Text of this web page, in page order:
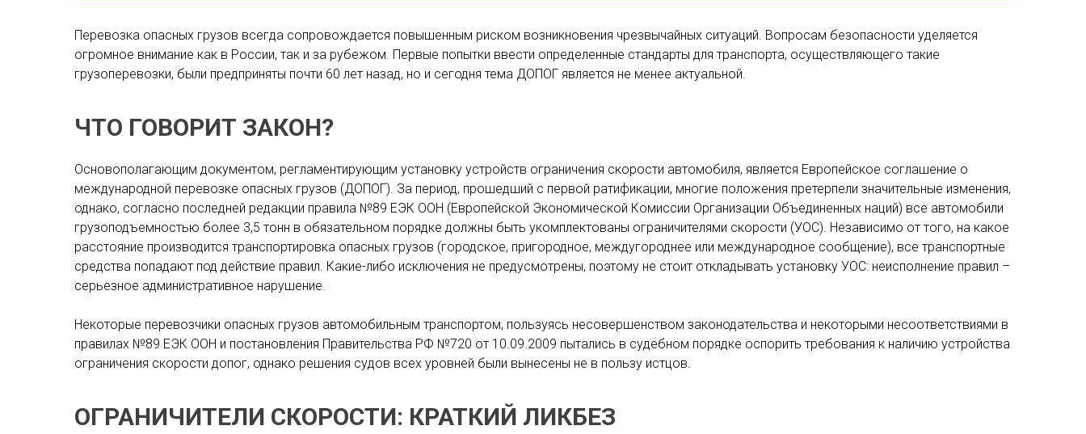
Перевозка опасных грузов всегда сопровождается повышенным риском возникновения чрезвычайных ситуаций. Вопросам безопасности уделяется
огромное внимание как в России, так и за рубежом. Первые попытки ввести определенные стандарты для транспорта, осуществляющего такие
грузоперевозки, были предприняты почти 60 лет назад, но и сегодня тема ДОПОГ является не менее актуальной.
ЧТО ГОВОРИТ ЗАКОН?
Основополагающим документом, регламентирующим установку устройств ограничения скорости автомобиля, является Европейское соглашение о
международной перевозке опасных грузов (ДОПОГ). За период, прошедший с первой ратификации, многие положения претерпели значительные изменения,
однако, согласно последней редакции правила №89 ЕЭК ООН (Европейской Экономической Комиссии Организации Объединенных наций) все автомобили
грузоподъемностью более 3,5 тонн в обязательном порядке должны быть укомплектованы ограничителями скорости (УОС). Независимо от того, на какое
расстояние производится транспортировка опасных грузов (городское, пригородное, междугороднее или международное сообщение), все транспортные
средства попадают под действие правил. Какие-либо исключения не предусмотрены, поэтому не стоит откладывать установку УОС: неисполнение правил –
серьезное административное нарушение.
Некоторые перевозчики опасных грузов автомобильным транспортом, пользуясь несовершенством законодательства и некоторыми несоответствиями в
правилах №89 ЕЭК ООН и постановления Правительства РФ №720 от 10.09.2009 пытались в судебном порядке оспорить требования к наличию устройства
ограничения скорости допог, однако решения судов всех уровней были вынесены не в пользу истцов.
ОГРАНИЧИТЕЛИ СКОРОСТИ: КРАТКИЙ ЛИКБЕЗ